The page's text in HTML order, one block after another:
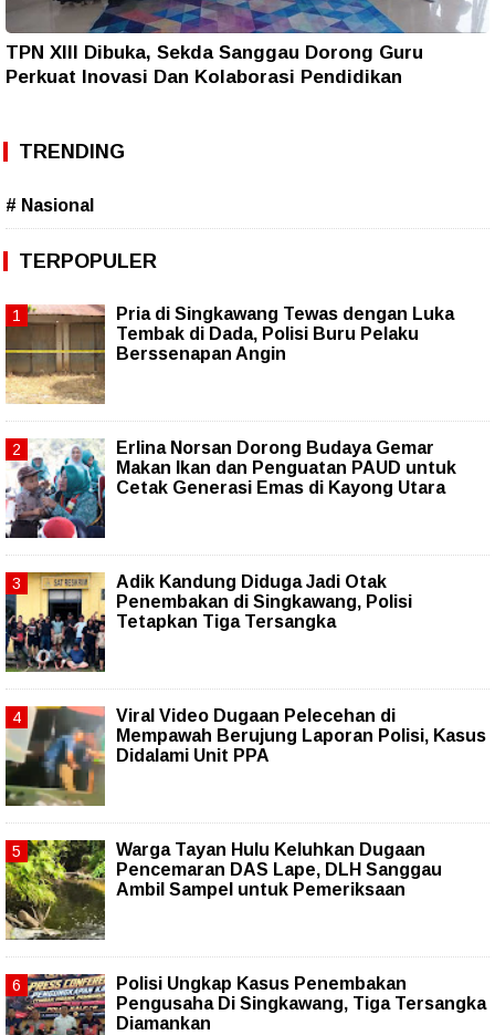
TPN XIII Dibuka, Sekda Sanggau Dorong Guru
Perkuat Inovasi Dan Kolaborasi Pendidikan
TRENDING
# Nasional
TERPOPULER
Pria di Singkawang Tewas dengan Luka
Tembak di Dada, Polisi Buru Pelaku
Berssenapan Angin
Erlina Norsan Dorong Budaya Gemar
Makan Ikan dan Penguatan PAUD untuk
Cetak Generasi Emas di Kayong Utara
Adik Kandung Diduga Jadi Otak
Penembakan di Singkawang, Polisi
Tetapkan Tiga Tersangka
Viral Video Dugaan Pelecehan di
Mempawah Berujung Laporan Polisi, Kasus
Didalami Unit PPA
Warga Tayan Hulu Keluhkan Dugaan
Pencemaran DAS Lape, DLH Sanggau
Ambil Sampel untuk Pemeriksaan
Polisi Ungkap Kasus Penembakan
Pengusaha Di Singkawang, Tiga Tersangka
Diamankan